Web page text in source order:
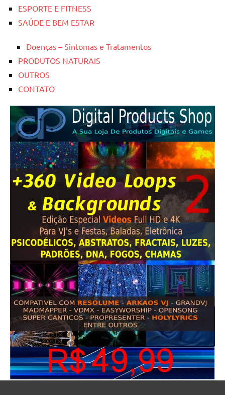
ESPORTE E FITNESS
SAÚDE E BEM ESTAR
Doenças – Sintomas e Tratamentos
PRODUTOS NATURAIS
OUTROS
CONTATO